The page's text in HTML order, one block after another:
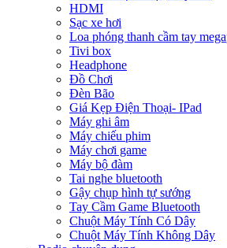
HDMI
Sạc xe hơi
Loa phóng thanh cầm tay
Tivi box
Headphone
Đồ Chơi
Đèn Bão
Giá Kẹp Điện Thoại- IPad
Máy ghi âm
Máy chiếu phim
Máy chơi game
Máy bộ đàm
Tai nghe bluetooth
Gậy chụp hình tự sướng
Tay Cầm Game Bluetooth
Chuột Máy Tính Có Dây
Chuột Máy Tính Không Dây